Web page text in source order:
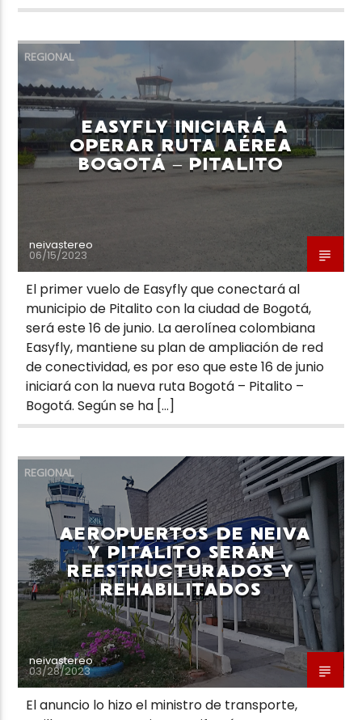
REGIONAL
EASYFLY INICIARÁ A
OPERAR RUTA AÉREA
BOGOTÁ – PITALITO
neivastereo
06/15/2023
El primer vuelo de Easyfly que conectará al
municipio de Pitalito con la ciudad de Bogotá,
será este 16 de junio. La aerolínea colombiana
Easyfly, mantiene su plan de ampliación de red
de conectividad, es por eso que este 16 de junio
iniciará con la nueva ruta Bogotá – Pitalito –
Bogotá. Según se ha […]
REGIONAL
AEROPUERTOS DE NEIVA
Y PITALITO SERÁN
REESTRUCTURADOS Y
REHABILITADOS
neivastereo
03/28/2023
El anuncio lo hizo el ministro de transporte,